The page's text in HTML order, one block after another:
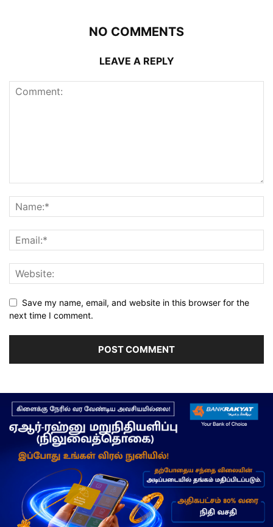
NO COMMENTS
LEAVE A REPLY
Save my name, email, and website in this browser for the
next time I comment.